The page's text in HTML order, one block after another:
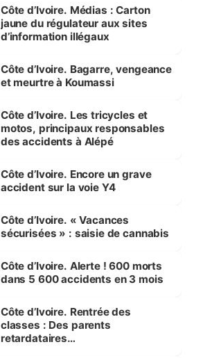
Côte d’Ivoire. Médias : Carton
jaune du régulateur aux sites
d’information illégaux
Côte d’Ivoire. Bagarre, vengeance
et meurtre à Koumassi
Côte d’Ivoire. Les tricycles et
motos, principaux responsables
des accidents à Alépé
Côte d’Ivoire. Encore un grave
accident sur la voie Y4
Côte d’Ivoire. « Vacances
sécurisées » : saisie de cannabis
Côte d’Ivoire. Alerte ! 600 morts
dans 5 600 accidents en 3 mois
Côte d’Ivoire. Rentrée des
classes : Des parents
retardataires…